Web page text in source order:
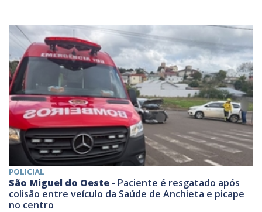
POLICIAL
São Miguel do Oeste - Paciente é resgatado após
colisão entre veículo da Saúde de Anchieta e picape
no centro